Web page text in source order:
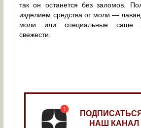
так он останется без заломов.
изделием средства от моли —
моли или специальные саше
свежести.
НАШ КАНАЛ